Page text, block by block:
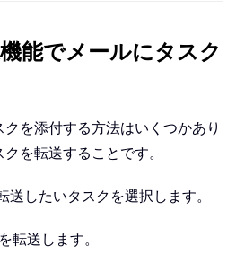
能でメールにタスク
を添付する方法はいくつかあり
を転送することです。
したいタスクを選択します。
転送します。